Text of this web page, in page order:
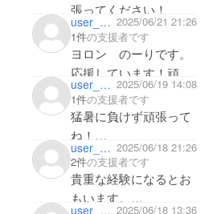
張ってください！
user_a547f3e77eb4 2025/06/21 21:26
1件の支援者です
ヨロン のーりです。
応援しています！頑
張ってください！
user_460fb4385034 2025/06/19 14:08
1件の支援者です
猛暑に負けず頑張って
ね！
応援しています(^^)
user_a27f31749184 2025/06/18 21:26
2件の支援者です
貴重な経験になるとお
もいます。
user_c27cb10eb8f4 2025/06/18 13:36